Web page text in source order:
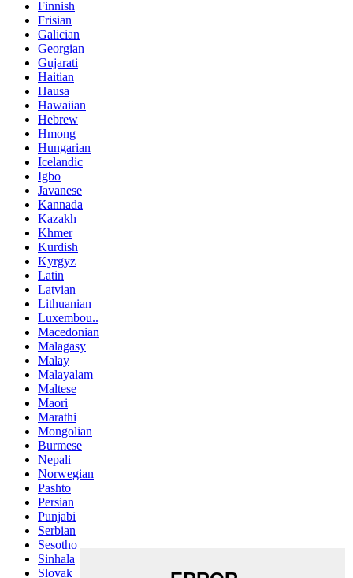
Finnish
Frisian
Galician
Georgian
Gujarati
Haitian
Hausa
Hawaiian
Hebrew
Hmong
Hungarian
Icelandic
Igbo
Javanese
Kannada
Kazakh
Khmer
Kurdish
Kyrgyz
Latin
Latvian
Lithuanian
Luxembou..
Macedonian
Malagasy
Malay
Malayalam
Maltese
Maori
Marathi
Mongolian
Burmese
Nepali
Norwegian
Pashto
Persian
Punjabi
Serbian
Sesotho
Sinhala
Slovak